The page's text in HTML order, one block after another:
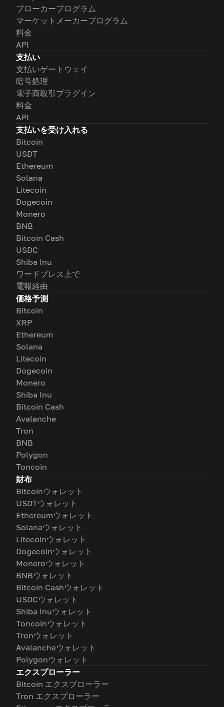
ブローカープログラム
マーケットメーカープログラム
料金
API
支払い
支払いゲートウェイ
暗号処理
電子商取引プラグイン
料金
API
支払いを受け入れる
Bitcoin
USDT
Ethereum
Solana
Litecoin
Dogecoin
Monero
BNB
Bitcoin Cash
USDC
Shiba Inu
ワードプレス上で
電報経由
価格予測
Bitcoin
XRP
Ethereum
Solana
Litecoin
Dogecoin
Monero
Shiba Inu
Bitcoin Cash
Avalanche
Tron
BNB
Polygon
Toncoin
財布
Bitcoinウォレット
USDTウォレット
Ethereumウォレット
Solanaウォレット
Litecoinウォレット
Dogecoinウォレット
Moneroウォレット
BNBウォレット
Bitcoin Cashウォレット
USDCウォレット
Shiba Inuウォレット
Toncoinウォレット
Tronウォレット
Avalancheウォレット
Polygonウォレット
エクスプローラー
Bitcoin エクスプローラー
Tron エクスプローラー